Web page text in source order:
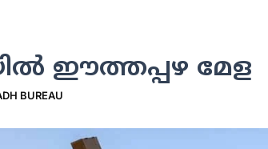
ഈത്തപ്പഴ മേള
BUREAU